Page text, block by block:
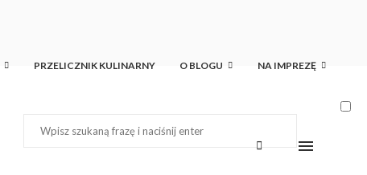
PRZELICZNIK KULINARNY O BLOGU NA IMPREZĘ